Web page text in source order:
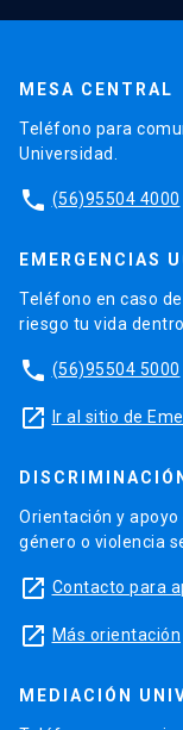
MESA CENTRAL
Teléfono para
Universidad.
phone (56)95504 4000
EMERGENCIAS
Teléfono en caso
riesgo tu vida
phone (56)95504 5000
launch Ir al sitio de
Orientación y
género o violencia
launch Contacto para
launch Más orientación
MEDIACIÓN